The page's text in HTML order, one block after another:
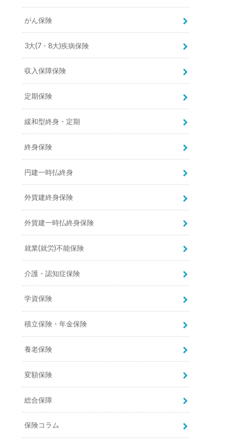
がん保険
3大(7・8大)疾病保険
収入保障保険
定期保険
緩和型終身・定期
終身保険
円建一時払終身
外貨建終身保険
外貨建一時払終身保険
就業(就労)不能保険
介護・認知症保険
学資保険
積立保険・年金保険
養老保険
変額保険
総合保障
保険コラム